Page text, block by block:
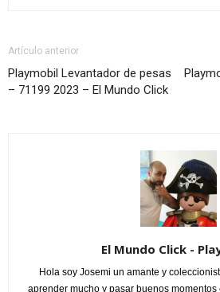
Artículo anterior
Playmobil Levantador de pesas
– 71199 2023 – El Mundo Click
El Mundo Click -
Hola soy Josemi un amante y
aprender mucho y pasar buenos